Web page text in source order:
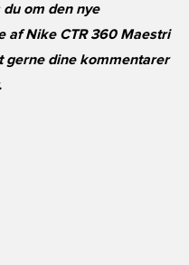
om den nye
af Nike CTR 360 Maestri
gerne dine kommentarer